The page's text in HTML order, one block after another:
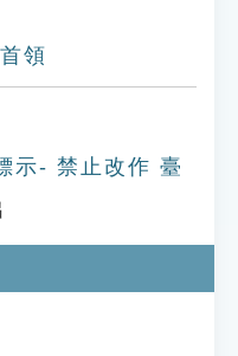
領
示- 禁止改作 臺